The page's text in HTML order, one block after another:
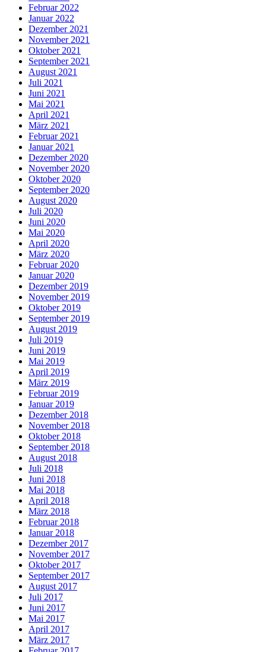
Februar 2022
Januar 2022
Dezember 2021
November 2021
Oktober 2021
September 2021
August 2021
Juli 2021
Juni 2021
Mai 2021
April 2021
März 2021
Februar 2021
Januar 2021
Dezember 2020
November 2020
Oktober 2020
September 2020
August 2020
Juli 2020
Juni 2020
Mai 2020
April 2020
März 2020
Februar 2020
Januar 2020
Dezember 2019
November 2019
Oktober 2019
September 2019
August 2019
Juli 2019
Juni 2019
Mai 2019
April 2019
März 2019
Februar 2019
Januar 2019
Dezember 2018
November 2018
Oktober 2018
September 2018
August 2018
Juli 2018
Juni 2018
Mai 2018
April 2018
März 2018
Februar 2018
Januar 2018
Dezember 2017
November 2017
Oktober 2017
September 2017
August 2017
Juli 2017
Juni 2017
Mai 2017
April 2017
März 2017